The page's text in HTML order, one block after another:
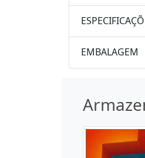
EMBALAGEM